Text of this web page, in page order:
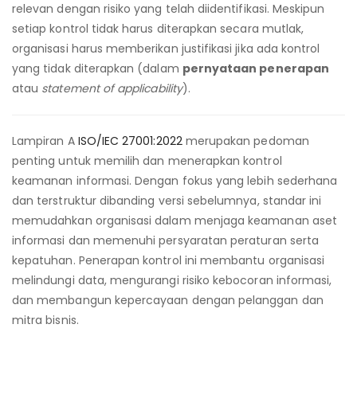
relevan dengan risiko yang telah diidentifikasi. Meskipun
setiap kontrol tidak harus diterapkan secara mutlak,
organisasi harus memberikan justifikasi jika ada kontrol
yang tidak diterapkan (dalam pernyataan penerapan
atau statement of applicability).
Lampiran A ISO/IEC 27001:2022merupakan pedoman
penting untuk memilih dan menerapkan kontrol
keamanan informasi. Dengan fokus yang lebih sederhana
dan terstruktur dibanding versi sebelumnya, standar ini
memudahkan organisasi dalam menjaga keamanan aset
informasi dan memenuhi persyaratan peraturan serta
kepatuhan. Penerapan kontrol ini membantu organisasi
melindungi data, mengurangi risiko kebocoran informasi,
dan membangun kepercayaan dengan pelanggan dan
mitra bisnis.